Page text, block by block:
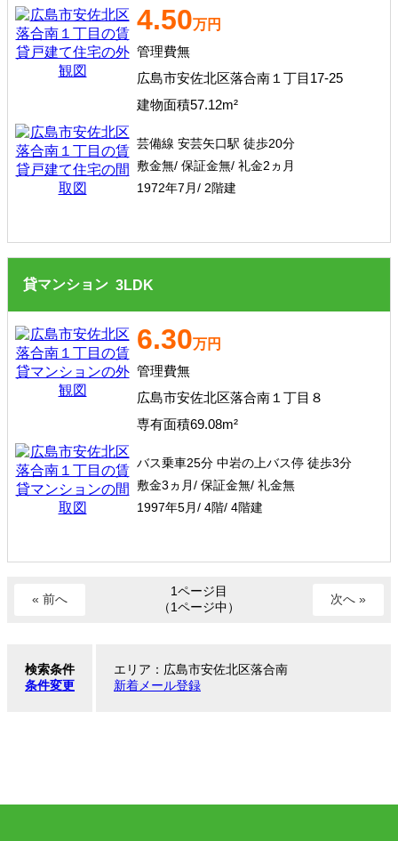
4.50万円
管理費無
広島市安佐北区落合南１丁目17-25
建物面積57.12m²
芸備線 安芸矢口駅 徒歩20分
敷金無/ 保証金無/ 礼金2ヵ月
1972年7月/ 2階建
貸マンション 3LDK
6.30万円
管理費無
広島市安佐北区落合南１丁目８
専有面積69.08m²
バス乗車25分 中岩の上バス停 徒歩3分
敷金3ヵ月/ 保証金無/ 礼金無
1997年5月/ 4階/ 4階建
« 前へ
1ページ目
（1ページ中）
次へ »
検索条件
条件変更
エリア：広島市安佐北区落合南
新着メール登録